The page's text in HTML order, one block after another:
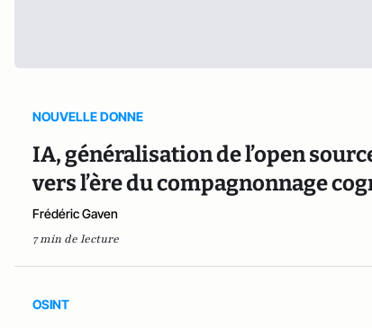
NOUVELLE DONNE
IA, généralisation de l’open
vers l’ère du compagnonnage
Frédéric Gaven
7 min de lecture
OSINT